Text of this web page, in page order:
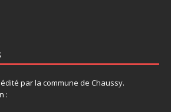
par la commune de Chaussy.
: